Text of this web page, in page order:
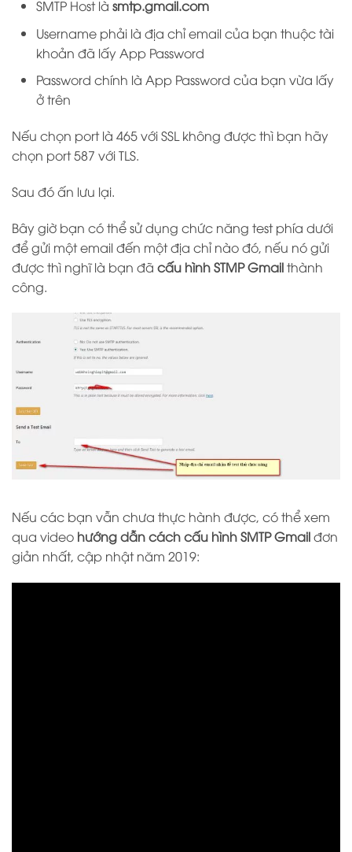
SMTP Host là smtp.gmail.com
Username phải là địa chỉ email của bạn thuộc tài
khoản đã lấy App Password
Password chính là App Password của bạn vừa lấy
ở trên
Nếu chọn port là 465 với SSL không được thì bạn hãy
chọn port 587 với TLS.
Sau đó ấn lưu lại.
Bây giờ bạn có thể sử dụng chức năng test phía dưới
để gửi một email đến một địa chỉ nào đó, nếu nó gửi
được thì nghĩ là bạn đã cấu hình STMP Gmailthành
công.
Nếu các bạn vẫn chưa thực hành được, có thể xem
qua video hướng dẫn cách cấu hình SMTP Gmailđơn
giản nhất, cập nhật năm 2019: